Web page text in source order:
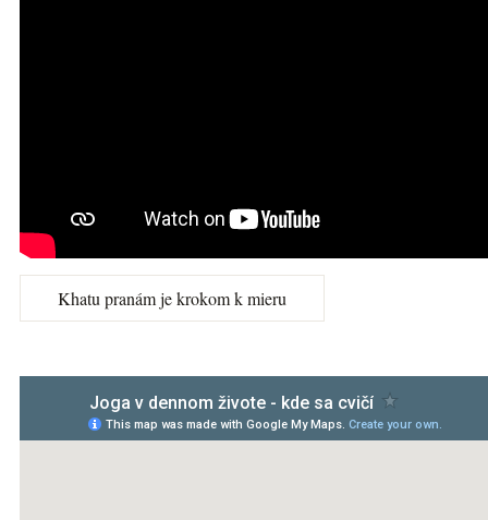
Khatu pranám je krokom k mieru